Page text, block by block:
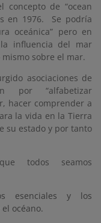
de “ocean
en 1976. Se podría
oceánica” pero en
influencia del mar
sobre el mar.
asociaciones de
por “alfabetizar
hacer comprender a
la vida en la Tierra
su estado y por tanto
que todos seamos
esenciales y los
océano.